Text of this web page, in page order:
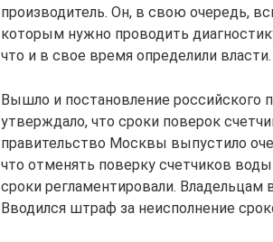
производитель. Он, в свою очередь,
которым нужно проводить
что и в свое время определили власти.
Вышло и постановление российского
утверждало, что сроки поверок
правительство Москвы выпустило
что отменять поверку счетчиков
сроки регламентировали. Владельцам
Вводился штраф за неисполнение